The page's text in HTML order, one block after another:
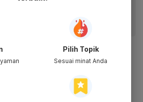
Nabila
Pilih Topik
Sesuai minat Anda